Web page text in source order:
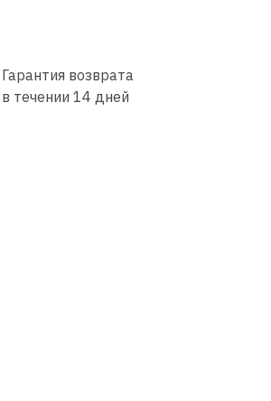
Гарантия возврата
в течении 14 дней